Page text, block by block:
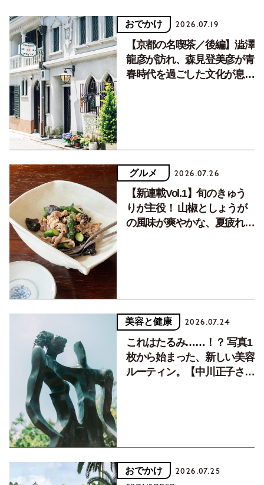
おでかけ 2026.07.19
【京都の名喫茶／後編】澁澤
龍彦が訪れ、森見登美彦が青
春時代を過ごした文化が息づ
グルメ 2026.07.26
【新連載Vol.1】旬のきゅう
りが主役！ 山椒としょうが
の風味が爽やかな、夏疲れを
美容と健康 2026.07.24
これはたるみ……！？ 写真1
枚から始まった、新しい美容
ルーティン。【中川正子さん
おでかけ 2026.07.25